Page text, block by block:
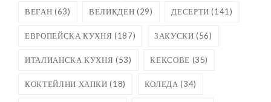
ВЕГАН (63) ВЕЛИКДЕН (29) ДЕСЕРТИ (141)
ЕВРОПЕЙСКА КУХНЯ (187) ЗАКУСКИ (56)
ИТАЛИАНСКА КУХНЯ (53) КЕКСОВЕ (35)
КОКТЕЙЛНИ ХАПКИ (18) КОЛЕДА (34)